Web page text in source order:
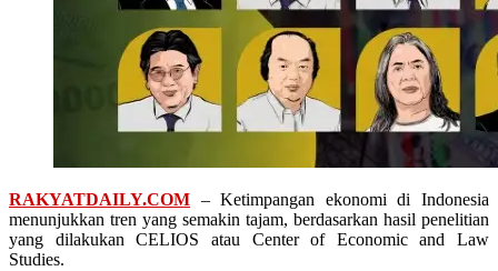
RAKYATDAILY.COM – Ketimpangan ekonomi di Indonesia
menunjukkan tren yang semakin tajam, berdasarkan hasil penelitian
yang dilakukan CELIOS atau Center of Economic and Law
Studies.